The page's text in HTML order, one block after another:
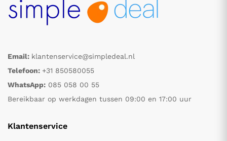
Email: klantenservice@simpledeal.nl
Telefoon: +31 850580055
WhatsApp: 085 058 00 55
Bereikbaar op werkdagen tussen 09:00 en 17:00 uur
Klantenservice